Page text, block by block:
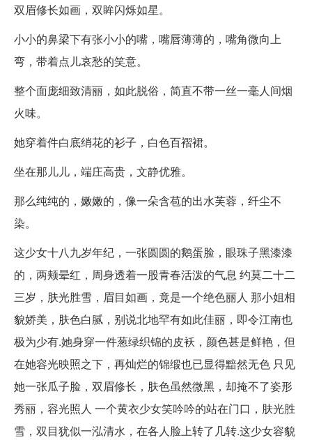
双眉修长如画，双眸闪烁如星。
小小的鼻梁下有张小小的嘴，嘴唇薄薄的，嘴角微向上
弯，带着点儿哀愁的笑意。
整个面庞细致清丽，如此脱俗，简直不带一丝一毫人间烟
火味。
她穿着件白底绡花的衫子，白色百褶裙。
坐在那儿儿，端庄高贵，文静优雅。
那么纯纯的，嫩嫩的，像一朵含苞的出水芙蓉，纤尘不
染。
这少女十八九岁年纪，一张圆圆的鹅蛋脸，眼珠子黑漆漆
的，两颊晕红，周身透着一股青春活泼的气息 约莫二十二
三岁，肤光胜雪，眉目如画，竟是一个绝色丽人 那小姐相
貌娇美，肤色白腻，别说北地罕有如此佳丽，即令江南也
极为少有.她身穿一件葱绿织锦的皮袄，颜色甚是鲜艳，但
在她容光映照之下，再灿烂的锦缎也已显得黯然无色 只见
她一张瓜子脸，双眉修长，肤色虽然微黑，却掩不了姿形
秀丽，容光照人 一个黄衣少女笑吟吟的站在门口，肤光胜
雪，双目犹似一泓清水，在各人脸上转了几转.这少女容貌